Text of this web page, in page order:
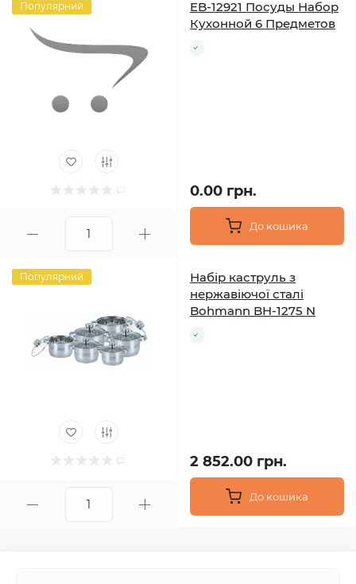
Популярний
EB-12921 Посуды Набор
Кухонной 6 Предметов
0.00 грн.
До кошика
Популярний
Набір каструль з
нержавіючої сталі
Bohmann BH-1275 N
2 852.00 грн.
До кошика